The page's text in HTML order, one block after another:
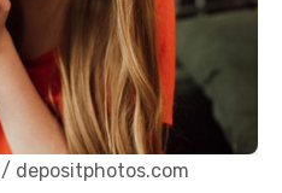
depositphotos.com